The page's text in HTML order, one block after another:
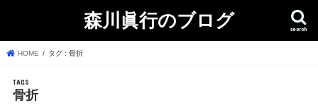
森川眞行のブログ search
HOME タグ : 骨折
骨折